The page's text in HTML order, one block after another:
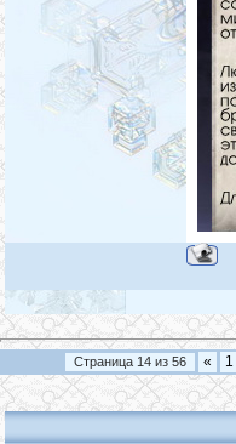
Страница 14из 56 « 1